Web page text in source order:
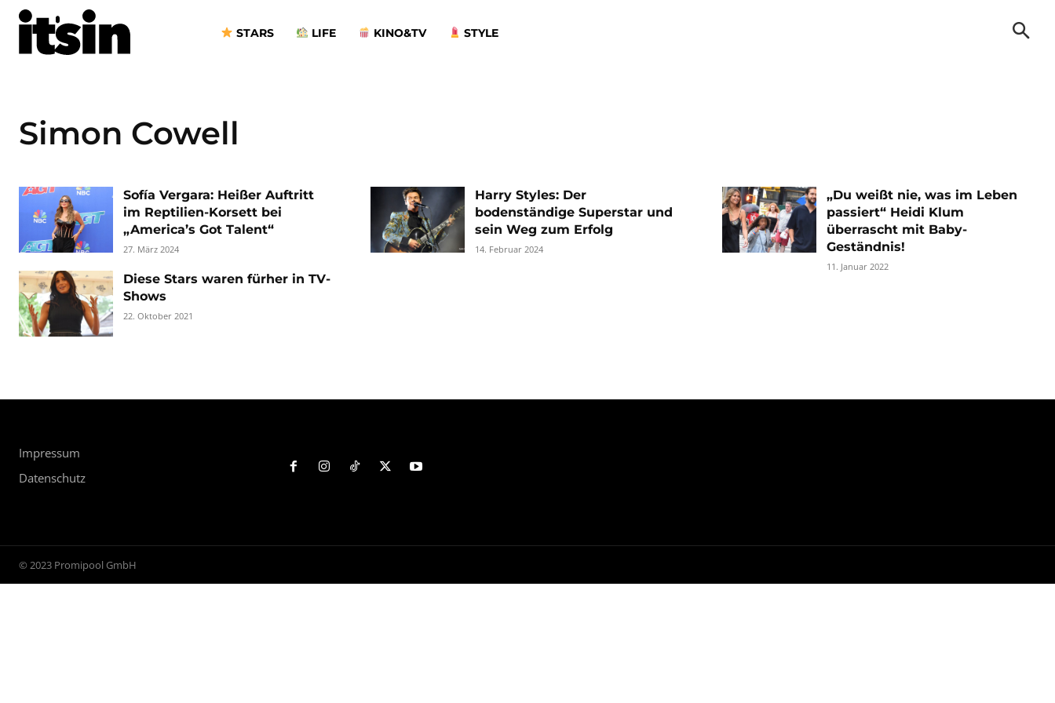
STARS LIFE KINO&TV STYLE
Simon Cowell
Sofía Vergara: Heißer Auftritt
im Reptilien-Korsett bei
„America’s Got Talent“
27. März 2024
Harry Styles: Der
bodenständige Superstar und
sein Weg zum Erfolg
14. Februar 2024
„Du weißt nie, was im Leben
passiert“ Heidi Klum
überrascht mit Baby-
Geständnis!
11. Januar 2022
Diese Stars waren fürher in TV-
Shows
22. Oktober 2021
Impressum
Datenschutz
© 2023 Promipool GmbH